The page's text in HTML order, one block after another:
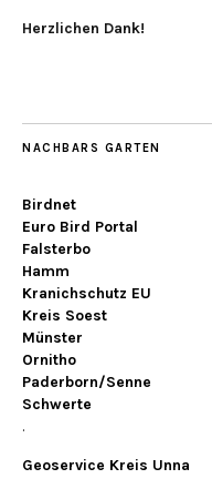
Herzlichen Dank!
NACHBARS GARTEN
Birdnet
Euro Bird Portal
Falsterbo
Hamm
Kranichschutz EU
Kreis Soest
Münster
Ornitho
Paderborn/Senne
Schwerte
.
Geoservice Kreis Unna